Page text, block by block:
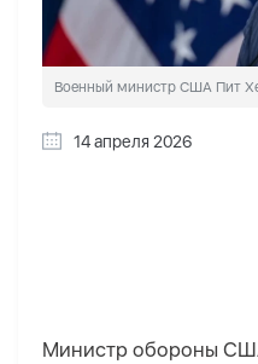
Военный министр США Пит
14 апреля 2026
Министр обороны